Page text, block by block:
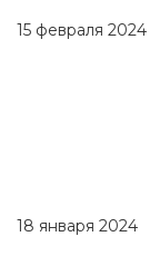
15 февраля 2024
18 января 2024